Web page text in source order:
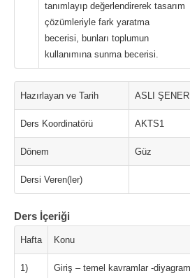
tanımlayıp değerlendirerek tasarım
çözümleriyle fark yaratma
becerisi, bunları toplumun
kullanımına sunma becerisi.
Hazırlayan ve Tarih ASLI
Ders Koordinatörü AKTS1
Dönem Güz
Dersi Veren(ler)
Ders İçeriği
Hafta Konu
1) Giriş – temel kavramlar -